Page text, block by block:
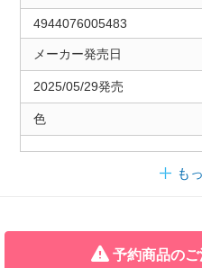
4944076005483
メーカー発売日
2025/05/29発売
色
も
予約商品の